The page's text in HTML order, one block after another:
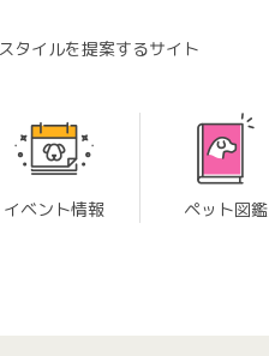
タイルを提案するサイト
イベント情報 ペット図鑑